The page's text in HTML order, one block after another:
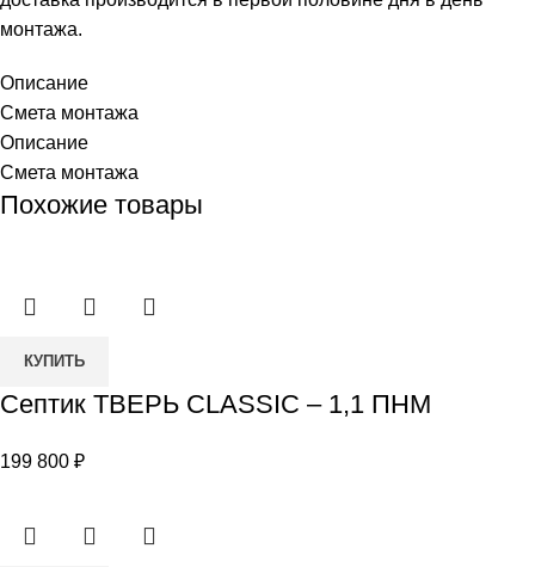
монтажа.
Описание
Смета монтажа
Описание
Смета монтажа
Похожие товары
Количество
Септик
CLASSIC
1,1
КУПИТЬ
Септик ТВЕРЬ CLASSIC – 1,1 ПНМ
199 800 ₽